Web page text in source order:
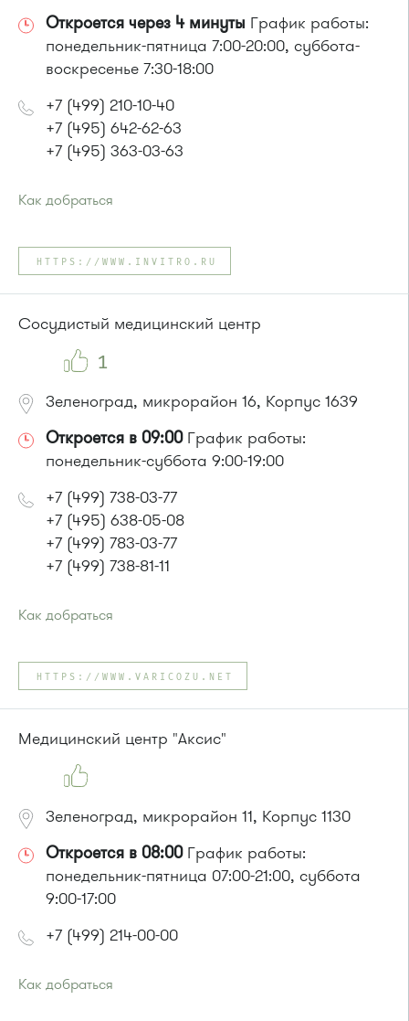
Откроется через 4 минуты График работы:
понедельник-пятница 7:00-20:00, суббота-
воскресенье 7:30-18:00
+7 (499) 210-10-40
+7 (495) 642-62-63
+7 (495) 363-03-63
Как добраться
Автобус № 14, 28
или до остановки"Районный суд":
Автобусы № 14, 15, 19.
HTTPS://WWW.INVITRO.RU
Сосудистый медицинский центр
1
Зеленоград, микрорайон 16, Корпус 1639
Откроется в 09:00График работы:
понедельник-суббота 9:00-19:00
+7 (499) 738-03-77
+7 (495) 638-05-08
+7 (499) 783-03-77
+7 (499) 738-81-11
Как добраться
Автобусы № 15, 32.
Маршрутка № 460м, 720м
или до остановки"Рынок":
Маршрутка № 460м, 720м
HTTPS://WWW.VARICOZU.NET
Медицинский центр "Аксис"
Зеленоград, микрорайон 11, Корпус 1130
Откроется в 08:00График работы:
понедельник-пятница 07:00-21:00, суббота
9:00-17:00
+7 (499) 214-00-00
Как добраться